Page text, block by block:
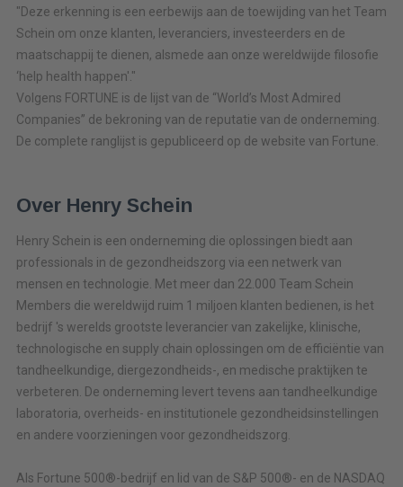
"Deze erkenning is een eerbewijs aan de toewijding van het Team
Schein om onze klanten, leveranciers, investeerders en de
maatschappij te dienen, alsmede aan onze wereldwijde filosofie
‘help health happen'."
Volgens FORTUNE is de lijst van de “World’s Most Admired
Companies” de bekroning van de reputatie van de onderneming.
De complete ranglijst is gepubliceerd op de website van Fortune.
Over Henry Schein
Henry Schein is een onderneming die oplossingen biedt aan
professionals in de gezondheidszorg via een netwerk van
mensen en technologie. Met meer dan 22.000 Team Schein
Members die wereldwijd ruim 1 miljoen klanten bedienen, is het
bedrijf 's werelds grootste leverancier van zakelijke, klinische,
technologische en supply chain oplossingen om de efficiëntie van
tandheelkundige, diergezondheids-, en medische praktijken te
verbeteren. De onderneming levert tevens aan tandheelkundige
laboratoria, overheids- en institutionele gezondheidsinstellingen
en andere voorzieningen voor gezondheidszorg.
Als Fortune 500®-bedrijf en lid van de S&P 500®- en de NASDAQ